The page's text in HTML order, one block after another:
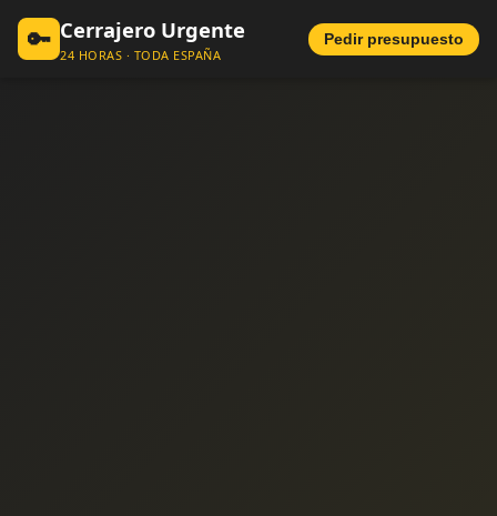
🔑 Cerrajero Urgente
24 HORAS · TODA ESPAÑA
Pedir presupuesto